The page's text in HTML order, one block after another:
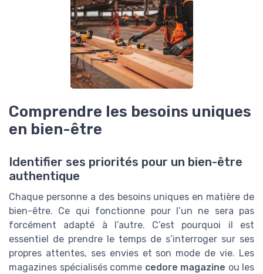
Comprendre les besoins uniques
en bien-être
Identifier ses priorités pour un bien-être
authentique
Chaque personne a des besoins uniques en matière de
bien-être. Ce qui fonctionne pour l’un ne sera pas
forcément adapté à l’autre. C’est pourquoi il est
essentiel de prendre le temps de s’interroger sur ses
propres attentes, ses envies et son mode de vie. Les
magazines spécialisés comme cedore magazine ou les